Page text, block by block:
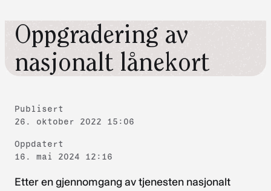
Oppgradering av
nasjonalt lånekort
Publisert
26. oktober 2022 15:06
Oppdatert
16. mai 2024 12:16
Etter en gjennomgang av tjenesten nasjonalt